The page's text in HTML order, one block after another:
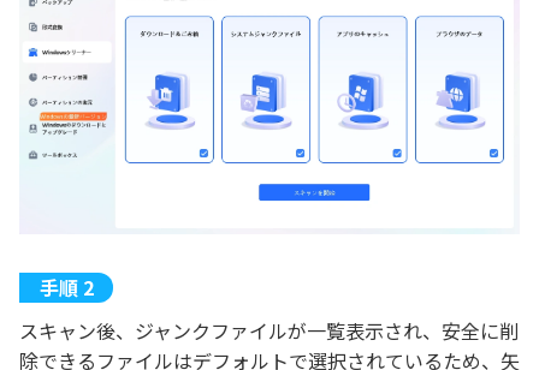
スキャン後、ジャンクファイルが一覧表示され、安全に削
除できるファイルはデフォルトで選択されているため、矢